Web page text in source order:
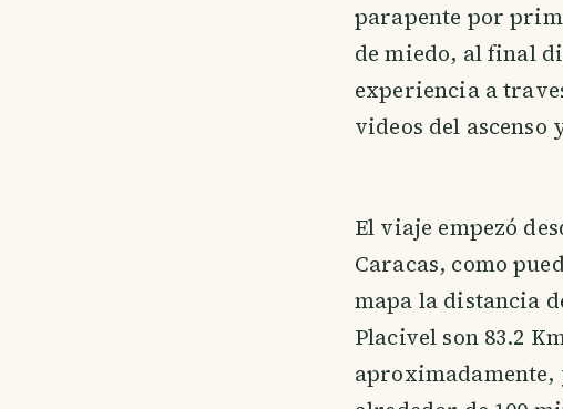
parapente por
de miedo, al final
experiencia a
videos del ascenso
El viaje empezó
Caracas, como
mapa la distancia
Placivel son 83.2